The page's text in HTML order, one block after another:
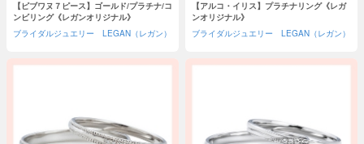
【ピブワヌ７ピース】ゴールド/プラチナ/コ
ンビリング《レガンオリジナル》
ブライダルジュエリー LEGAN（レガン）
【アルコ・イリス】プラチナリング《レガ
ンオリジナル》
ブライダルジュエリー LEGAN（レガン）